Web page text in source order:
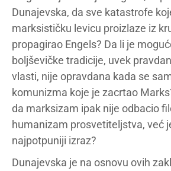
Dunajevska, da sve katastrofe
marksističku levicu proizlaze iz
propagirao Engels? Da li je
boljševičke tradicije, uvek
vlasti, nije opravdana kada se
komunizma koje je zacrtao
da marksizam ipak nije odbacio
humanizam prosvetiteljstva, već
najpotpuniji izraz?
Dunajevska je na osnovu ovih